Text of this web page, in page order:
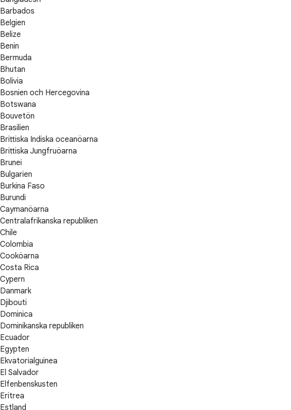
Barbados
Belgien
Belize
Benin
Bermuda
Bhutan
Bolivia
Bosnien och Hercegovina
Botswana
Bouvetön
Brasilien
Brittiska Indiska oceanöarna
Brittiska Jungfruöarna
Brunei
Bulgarien
Burkina Faso
Burundi
Caymanöarna
Centralafrikanska republiken
Chile
Colombia
Cooköarna
Costa Rica
Cypern
Danmark
Djibouti
Dominica
Dominikanska republiken
Ecuador
Egypten
Ekvatorialguinea
El Salvador
Elfenbenskusten
Eritrea
Estland